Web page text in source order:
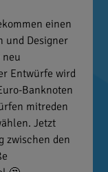
einen
und Designer
neu
Entwürfe wird
Banknoten
mitreden
Jetzt
zwischen den